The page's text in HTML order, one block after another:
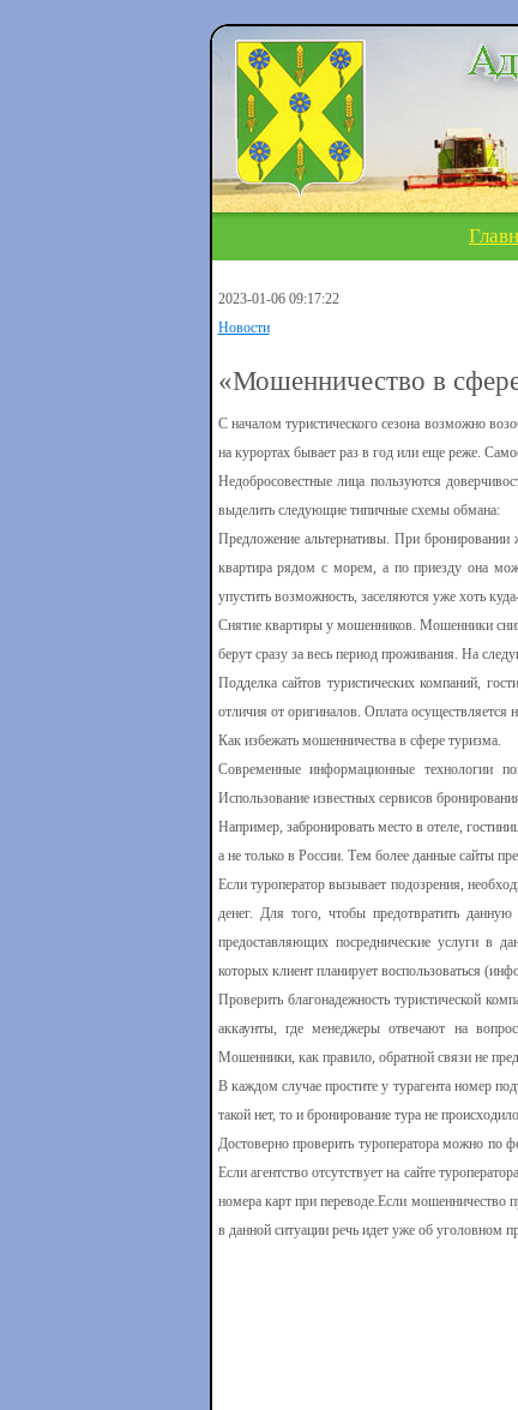
2023-01-06 09:17:22
Новости
«Мошенничество в
С началом туристического сезона возможно
на курортах бывает раз в год или еще реже.
Недобросовестные лица пользуются
выделить следующие типичные схемы обмана:
Предложение альтернативы. При
квартира рядом с морем, а по приезду она
упустить возможность, заселяются уже хоть
Снятие квартиры у мошенников. Мошенники
берут сразу за весь период проживания. На
Подделка сайтов туристических компаний,
отличия от оригиналов. Оплата
Как избежать мошенничества в сфере туризма.
Современные информационные технологии
Использование известных сервисов
Например, забронировать место в отеле,
а не только в России. Тем более данные сайты
Если туроператор вызывает подозрения,
денег. Для того, чтобы предотвратить
предоставляющих посреднические услуги в
которых клиент планирует воспользоваться
Проверить благонадежность туристической
аккаунты, где менеджеры отвечают на
Мошенники, как правило, обратной связи не
В каждом случае простите у турагента номер
такой нет, то и бронирование тура не
Достоверно проверить туроператора можно по
Если агентство отсутствует на сайте
номера карт при переводе.Если мошенничество
в данной ситуации речь идет уже об уголовном